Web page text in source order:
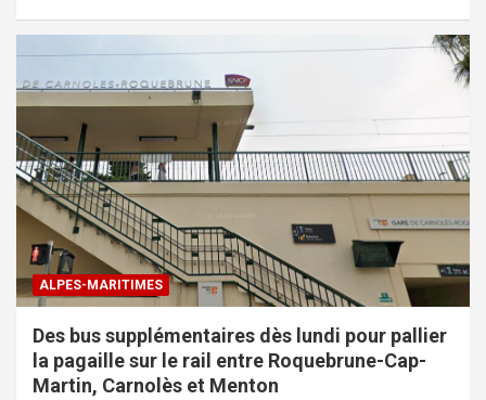
ALPES-MARITIMES
Des bus supplémentaires dès lundi pour pallier
la pagaille sur le rail entre Roquebrune-Cap-
Martin, Carnolès et Menton